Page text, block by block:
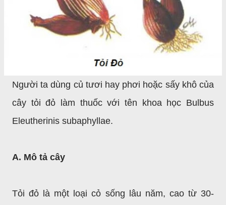
Người ta dùng củ tươi hay phơi hoặc sấy khô của
cây tỏi đỏ làm thuốc với tên khoa học Bulbus
Eleutherinis subaphyllae.
A. Mô tả cây
Tỏi đỏ là một loại cỏ sống lâu năm, cao từ 30-